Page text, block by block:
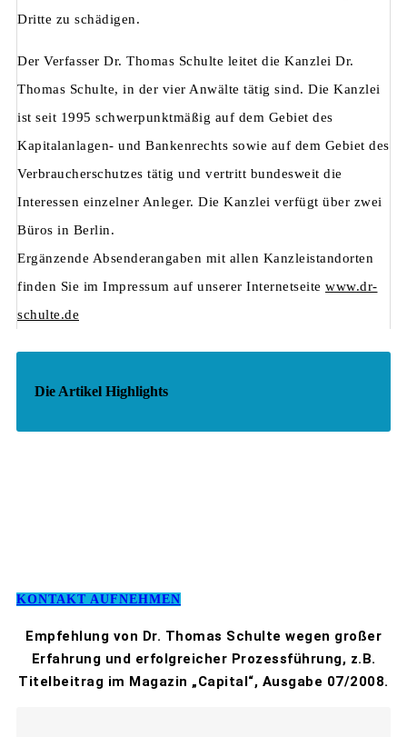
Dritte zu schädigen.
Der Verfasser Dr. Thomas Schulte leitet die Kanzlei Dr.
Thomas Schulte, in der vier Anwälte tätig sind. Die Kanzlei
ist seit 1995 schwerpunktmäßig auf dem Gebiet des
Kapitalanlagen- und Bankenrechts sowie auf dem Gebiet des
Verbraucherschutzes tätig und vertritt bundesweit die
Interessen einzelner Anleger. Die Kanzlei verfügt über zwei
Büros in Berlin.
Ergänzende Absenderangaben mit allen Kanzleistandorten
finden Sie im Impressum auf unserer Internetseite www.dr-
schulte.de
Die Artikel Highlights
KONTAKT AUFNEHMEN
Empfehlung von Dr. Thomas Schulte wegen großer
Erfahrung und erfolgreicher Prozessführung, z.B.
Titelbeitrag im Magazin „Capital“, Ausgabe 07/2008.